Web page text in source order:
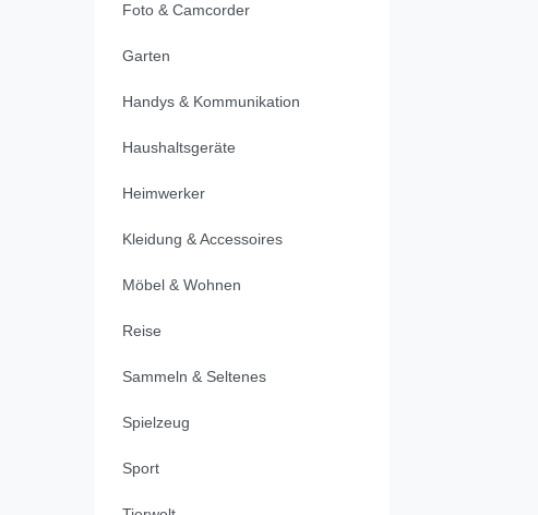
Foto & Camcorder
Garten
Handys & Kommunikation
Haushaltsgeräte
Heimwerker
Kleidung & Accessoires
Möbel & Wohnen
Reise
Sammeln & Seltenes
Spielzeug
Sport